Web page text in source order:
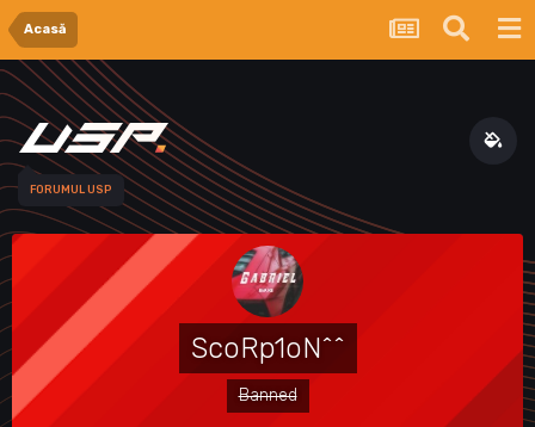
Acasă
FORUMUL USP
ScoRp1oN^^
Banned